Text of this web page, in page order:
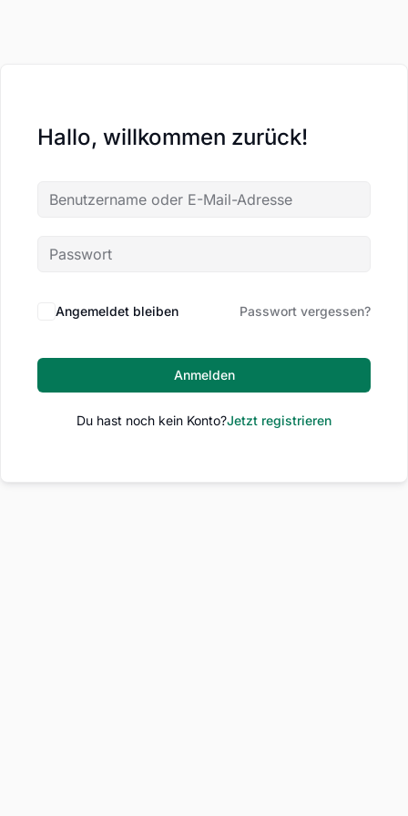
Hallo, willkommen zurück!
Angemeldet bleiben Passwort vergessen?
Anmelden
Du hast noch kein Konto?Jetzt registrieren